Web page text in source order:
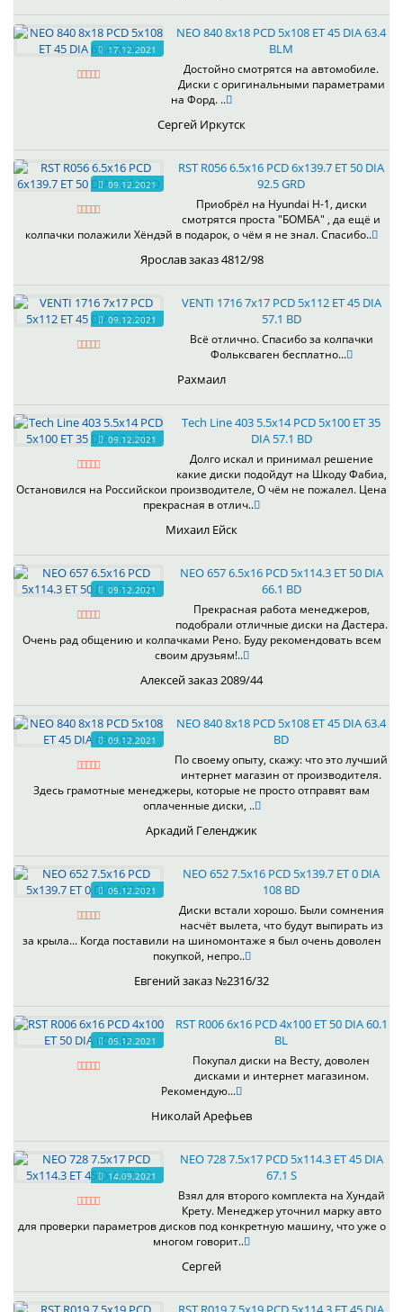
17.12.2021
NEO 840 8x18 PCD 5x108 ET 45 DIA 63.4
BLM
Достойно смотрятся на автомобиле.
Диски с оригинальными параметрами
на Форд. ..
Сергей Иркутск
09.12.2021
RST R056 6.5x16 PCD 6x139.7 ET 50 DIA
92.5 GRD
Приобрёл на Hyundai H-1, диски
смотрятся проста "БОМБА" , да ещё и
колпачки полажили Хёндэй в подарок, о чём я не знал. Спасибо..
Ярослав заказ 4812/98
09.12.2021
VENTI 1716 7x17 PCD 5x112 ET 45 DIA
57.1 BD
Всё отлично. Спасибо за колпачки
Фольксваген бесплатно...
Рахмаил
09.12.2021
Tech Line 403 5.5x14 PCD 5x100 ET 35
DIA 57.1 BD
Долго искал и принимал решение
какие диски подойдут на Шкоду Фабиа,
Остановился на Российскои производителе, О чём не пожалел. Цена
прекрасная в отлич..
Михаил Ейск
09.12.2021
NEO 657 6.5x16 PCD 5x114.3 ET 50 DIA
66.1 BD
Прекрасная работа менеджеров,
подобрали отличные диски на Дастера.
Очень рад общению и колпачками Рено. Буду рекомендовать всем
своим друзьям!..
Алексей заказ 2089/44
09.12.2021
NEO 840 8x18 PCD 5x108 ET 45 DIA 63.4
BD
По своему опыту, скажу: что это лучший
интернет магазин от производителя.
Здесь грамотные менеджеры, которые не просто отправят вам
оплаченные диски, ..
Аркадий Геленджик
05.12.2021
NEO 652 7.5x16 PCD 5x139.7 ET 0 DIA
108 BD
Диски встали хорошо. Были сомнения
насчёт вылета, что будут выпирать из
за крыла... Когда поставили на шиномонтаже я был очень доволен
покупкой, непро..
Евгений заказ №2316/32
05.12.2021
RST R006 6x16 PCD 4x100 ET 50 DIA 60.1
BL
Покупал диски на Весту, доволен
дисками и интернет магазином.
Рекомендую...
Николай Арефьев
14.09.2021
NEO 728 7.5x17 PCD 5x114.3 ET 45 DIA
67.1 S
Взял для второго комплекта на Хундай
Крету. Менеджер уточнил марку авто
для проверки параметров дисков под конкретную машину, что уже о
многом говорит..
Сергей